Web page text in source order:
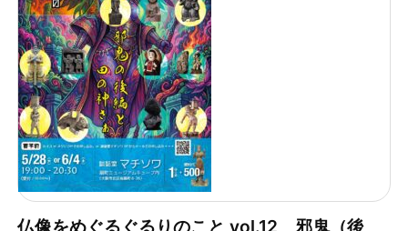
仏像をめぐるぐるりのこと vol.12 邪鬼（後